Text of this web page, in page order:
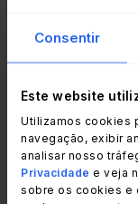
Consentir
Este website
Utilizamos cookies
navegação, exibir
analisar nosso
Privacidade e veja
sobre os cookies e
implementação
Desde a
gerenciamento
a jornada da
etapas práticas
estabelecer ou